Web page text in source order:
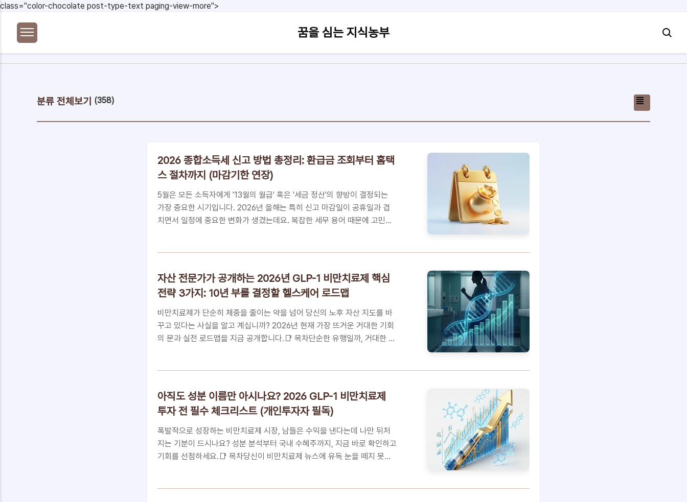
class="color-chocolate post-type-text paging-view-more">
본문 바로가기
꿈을 심는 지식농부
분류 전체보기 (358)
2026 종합소득세 신고 방법 총정리: 환급금 조회부터 홈택
스 절차까지 (마감기한 연장)
5월은 모든 소득자에게 '13월의 월급' 혹은 '세금 정산'의 향방이 결정되는
가장 중요한 시기입니다. 2026년 올해는 특히 신고 마감일이 공휴일과 겹
치면서 일정에 중요한 변화가 생겼는데요. 복잡한 세무 용어 때문에 고민하
종합소득(사업, 근로, 이자, 배당, 연금, 기타)이 있는 거주자신고 방법: 국세
청 홈택스(PC) 또는 손택스(모바일) 접속필수 체크: '신고도움서비스'를 통
한 누락된 소득공제 및 연금 세액공제 항목 직접 추가📌 빠른 이동 메뉴
2026년 종합소득세 신..
자산 전문가가 공개하는 2026년 GLP-1 비만치료제 핵심
전략 3가지: 10년 부를 결정할 헬스케어 로드맵
비만치료제가 단순히 체중을 줄이는 약을 넘어 당신의 노후 자산 지도를 바
꾸고 있다는 사실을 알고 계십니까? 2026년 현재 가장 뜨거운 거대한 기회
의 문과 실전 로드맵을 지금 공개합니다.📑 목차단순한 유행일까, 거대한 기
FAQ자산 전문가가 당부하는 10년 건강-자산 최종 점검단순한 유행일까, 거
대한 기회일까? GLP-1이 그리는 2026년 경제 지도현재 2026년 5월,
GLP-1 비만치료제 시장은 단순한 미용 목적의 체중 감량을 넘어 글로벌 경
제 구조를 재편하는 거대한 메가트..
아직도 성분 이름만 아시나요? 2026 GLP-1 비만치료제
투자 전 필수 체크리스트 (개인투자자 필독)
폭발적으로 성장하는 비만치료제 시장, 남들은 수익을 낸다는데 나만 뒤처
지는 기분이 드시나요? 성분 분석부터 국내 수혜주까지, 지금 바로 확인하고
기회를 선점하세요.📑 목차당신이 비만치료제 뉴스에 유독 눈을 떼지 못하